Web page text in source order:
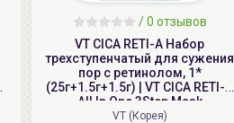
/0 отзывов
VT CICA RETI-A Набор
трехступенчатый для сужения
пор с ретинолом, 1*
(25г+1.5г+1.5г) | VT CICA RETI-A
All In One 3Step Mask
VT (Корея)